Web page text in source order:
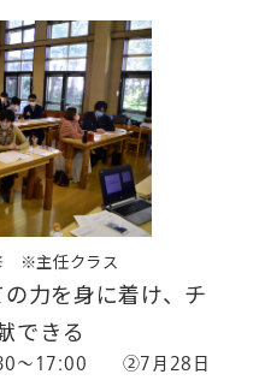
※主任クラス
力を身に着け、チ
できる
～17:00 ②7月28日